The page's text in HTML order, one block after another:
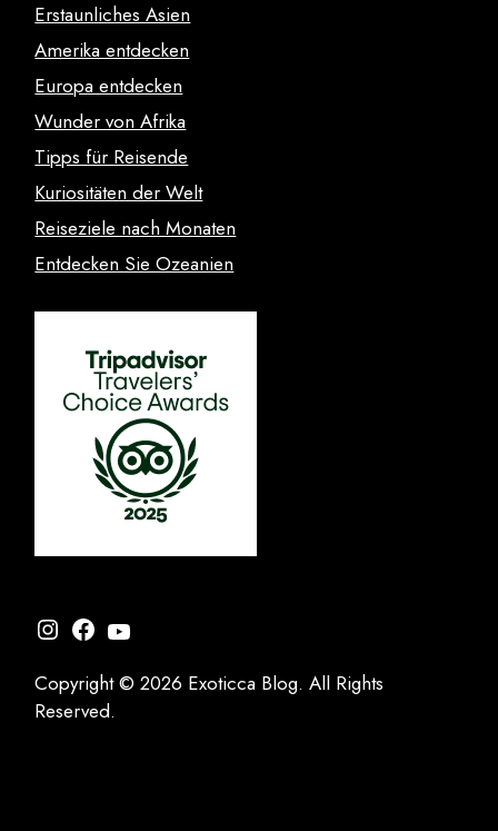
Erstaunliches Asien
Amerika entdecken
Europa entdecken
Wunder von Afrika
Tipps für Reisende
Kuriositäten der Welt
Reiseziele nach Monaten
Entdecken Sie Ozeanien
Instagram
Facebook
YouTube
Copyright © 2026 Exoticca Blog. All Rights
Reserved.